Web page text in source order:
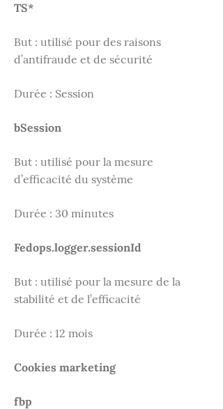
TS*
But : utilisé pour des raisons
d’antifraude et de sécurité
Durée : Session
bSession
But : utilisé pour la mesure
d’efficacité du système
Durée : 30 minutes
Fedops.logger.sessionId
But : utilisé pour la mesure de la
stabilité et de l’efficacité
Durée : 12 mois
Cookies marketing
fbp